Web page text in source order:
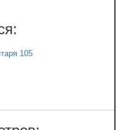
105